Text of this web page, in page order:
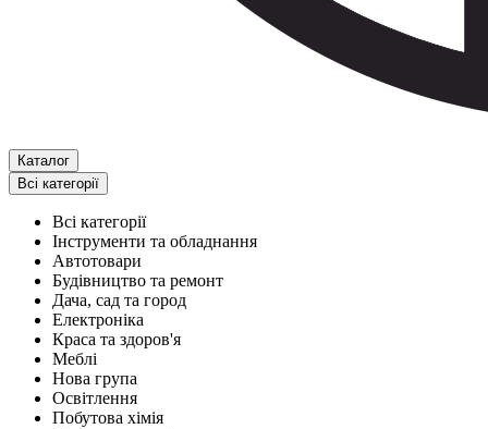
Каталог
Всі категорії
Всі категорії
Інструменти та обладнання
Автотовари
Будівництво та ремонт
Дача, сад та город
Електроніка
Краса та здоров'я
Меблі
Нова група
Освітлення
Побутова хімія